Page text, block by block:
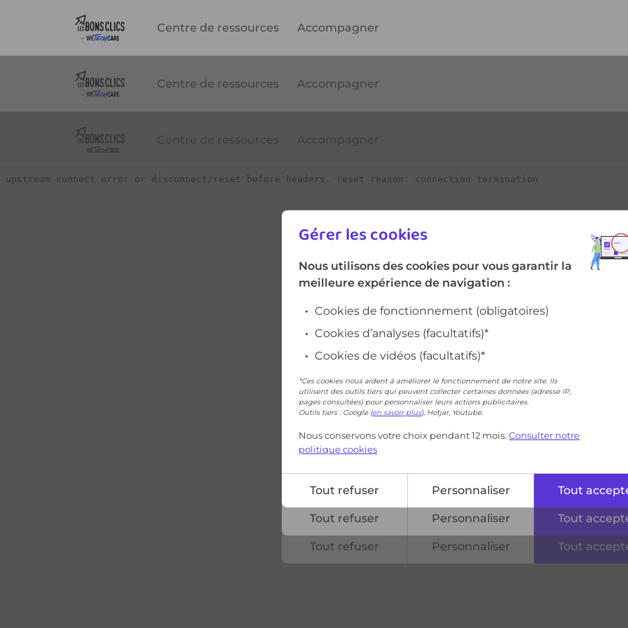
Centre de ressources Accompagner
Gérer les cookies
Nous utilisons des cookies pour vous garantir la
meilleure expérience de navigation :
Cookies de fonctionnement (obligatoires)
Cookies d’analyses (facultatifs)*
Cookies de vidéos (facultatifs)*
*Ces cookies nous aident à améliorer le fonctionnement de notre site. Ils
utilisent des outils tiers qui peuvent collecter certaines données (adresse IP,
pages consultées) pour personnaliser leurs actions publicitaires.
Outils tiers : Google (en savoir plus), Hotjar, Youtube.
Nous conservons votre choix pendant 12 mois. Consulter notre
politique cookies
Tout refuser Personnaliser Tout